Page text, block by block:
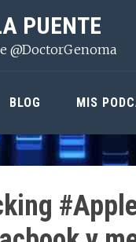
PUENTE
@DoctorGenoma
BLOG MIS